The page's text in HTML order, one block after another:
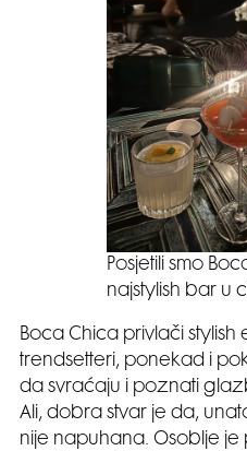
Posjetili smo
najstylish bar u
Boca Chica privlači stylish
trendsetteri, ponekad i
da svraćaju i poznati
Ali, dobra stvar je da,
nije napuhana. Osoblje je